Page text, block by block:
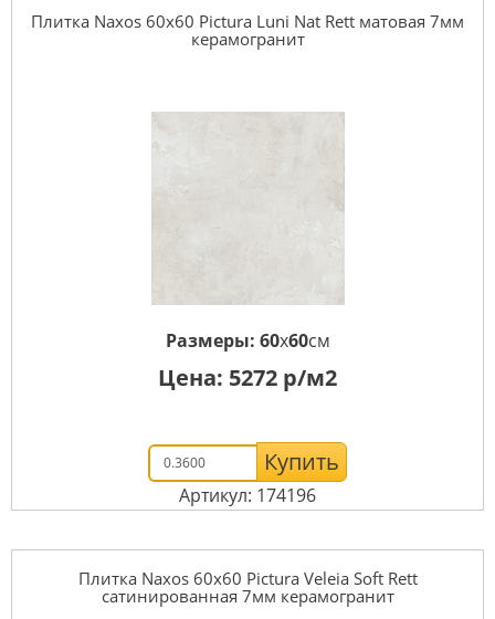
Плитка Naxos 60x60 Pictura Luni Nat Rett матовая 7мм
керамогранит
Размеры: 60x60см
Цена: 5272 р/м2
Купить
Артикул: 174196
Плитка Naxos 60x60 Pictura Veleia Soft Rett
сатинированная 7мм керамогранит